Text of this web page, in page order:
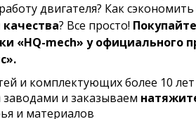
двигателя? Как
? Все просто!
«HQ-mech» у официального
и комплектующих более 10 лет
и заказываем
и материалов